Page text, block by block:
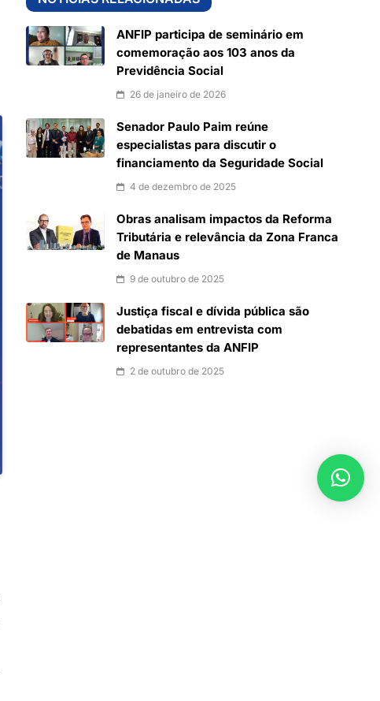
ANFIP participa de seminário em
comemoração aos 103 anos da
Previdência Social
26 de janeiro de 2026
Senador Paulo Paim reúne
especialistas para discutir o
financiamento da Seguridade Social
4 de dezembro de 2025
Obras analisam impactos da Reforma
Tributária e relevância da Zona Franca
de Manaus
9 de outubro de 2025
Justiça fiscal e dívida pública são
debatidas em entrevista com
representantes da ANFIP
2 de outubro de 2025